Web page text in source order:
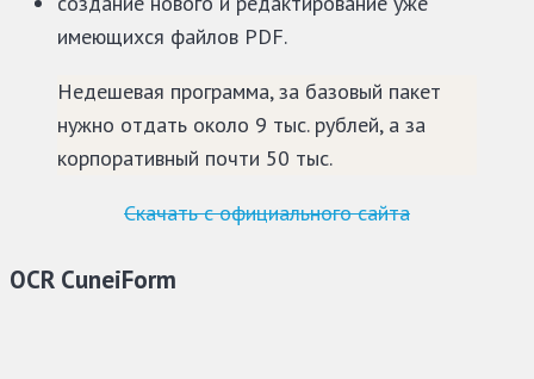
имеющихся файлов PDF.
Недешевая программа, за базовый пакет
нужно отдать около 9 тыс. рублей, а за
корпоративный почти 50 тыс.
Скачать с официального сайта
OCR CuneiForm